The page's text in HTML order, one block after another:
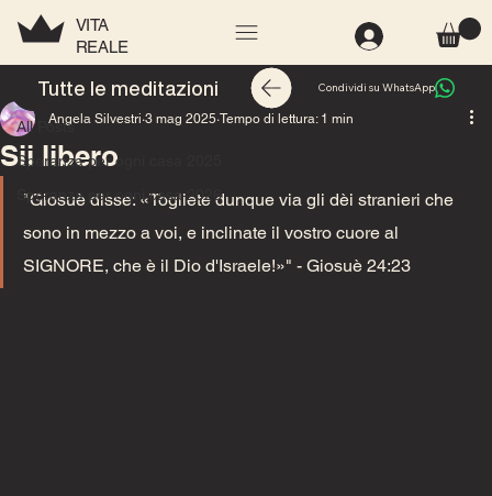
VITA
REALE
All Posts
Speranza per ogni casa 2025
Speranza per ogni casa 2026
All Posts
Sii libero
Angela Silvestri 3 mag 2025 Tempo di lettura: 1 min
"Giosuè disse: «Togliete dunque via gli dèi stranieri che
sono in mezzo a voi, e inclinate il vostro cuore al
SIGNORE, che è il Dio d'Israele!»" - Giosuè 24:23
Tutte le meditazioni Condividi su WhatsApp